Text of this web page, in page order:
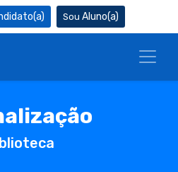
Aluno(a)